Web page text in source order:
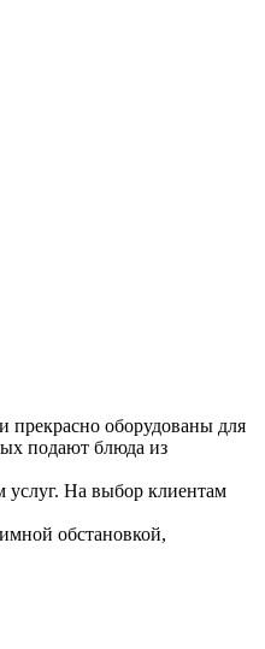
оборудованы для
подают блюда из
услуг. На выбор клиентам
обстановкой,